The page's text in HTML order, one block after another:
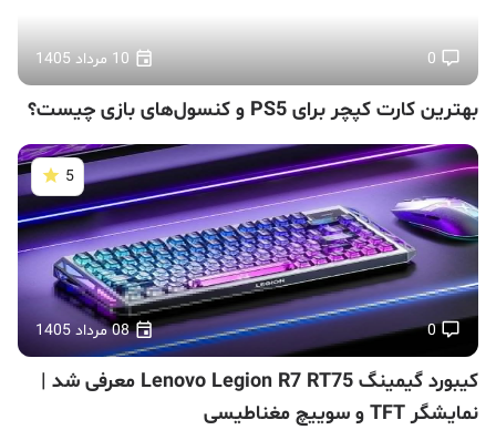
10 مرداد 1405 0
بهترین کارت کپچر برای PS5 و کنسول‌های بازی چیست؟
08 مرداد 1405
5
0
کیبورد گیمینگ Lenovo Legion R7 RT75 معرفی شد |
نمایشگر TFT و سوییچ مغناطیسی